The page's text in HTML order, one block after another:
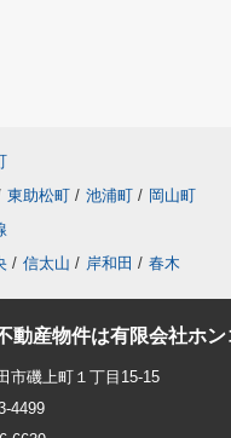
東助松町 / 池浦町 / 岡山町
/ 信太山 / 岸和田 / 春木
動産物件は有限会社ホ
市磯上町１丁目15-15
4499